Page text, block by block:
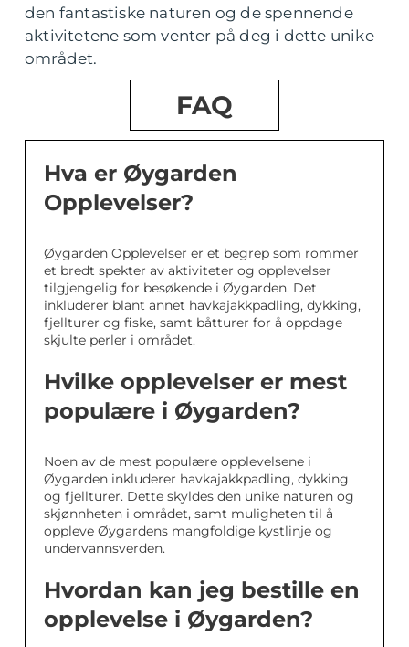
den fantastiske naturen og de spennende
aktivitetene som venter på deg i dette unike
området.
FAQ
Hva er Øygarden
Opplevelser?
Øygarden Opplevelser er et begrep som rommer
et bredt spekter av aktiviteter og opplevelser
tilgjengelig for besøkende i Øygarden. Det
inkluderer blant annet havkajakkpadling, dykking,
fjellturer og fiske, samt båtturer for å oppdage
skjulte perler i området.
Hvilke opplevelser er mest
populære i Øygarden?
Noen av de mest populære opplevelsene i
Øygarden inkluderer havkajakkpadling, dykking
og fjellturer. Dette skyldes den unike naturen og
skjønnheten i området, samt muligheten til å
oppleve Øygardens mangfoldige kystlinje og
undervannsverden.
Hvordan kan jeg bestille en
opplevelse i Øygarden?